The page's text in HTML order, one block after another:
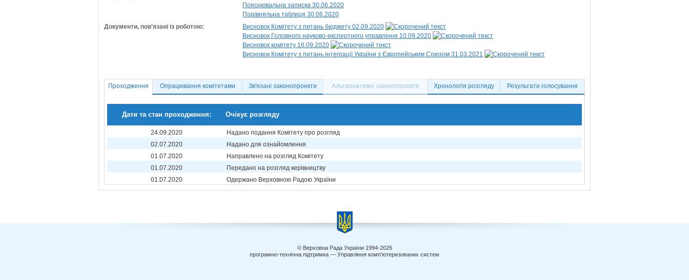
Пояснювальна записка 30.06.2020
Порівняльна таблиця 30.06.2020
Документи, пов'язані із роботою:
Висновок Комітету з питань бюджету 02.09.2020
Висновок Головного науково-експертного управління 10.09.2020
Висновок комітету 16.09.2020
Висновок Комітету з питань інтеграції України з Європейським Союзом 31.03.2021
Проходження Опрацювання комітетами Зв'язані законопроекти Альтернативні законопроекти Хронологія розгляду Результати голосування
Дати та стан проходження: Очікує розгляду
24.09.2020
Надано подання Комітету про розгляд
02.07.2020
Надано для ознайомлення
01.07.2020
Направлено на розгляд Комітету
01.07.2020
Передано на розгляд керівництву
01.07.2020
Одержано Верховною Радою України
© Верховна Рада України 1994-2026
програмно-технічна підтримка — Управління комп'ютеризованих систем